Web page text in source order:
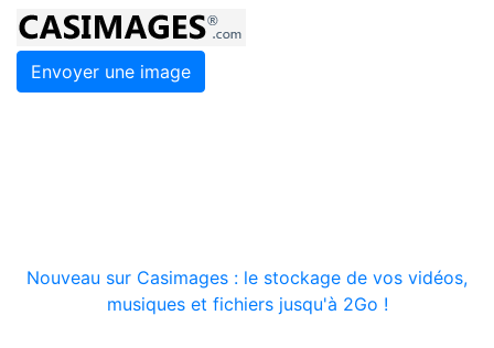
Envoyer une image
Nouveau sur Casimages : le stockage de vos vidéos,
musiques et fichiers jusqu'à 2Go !